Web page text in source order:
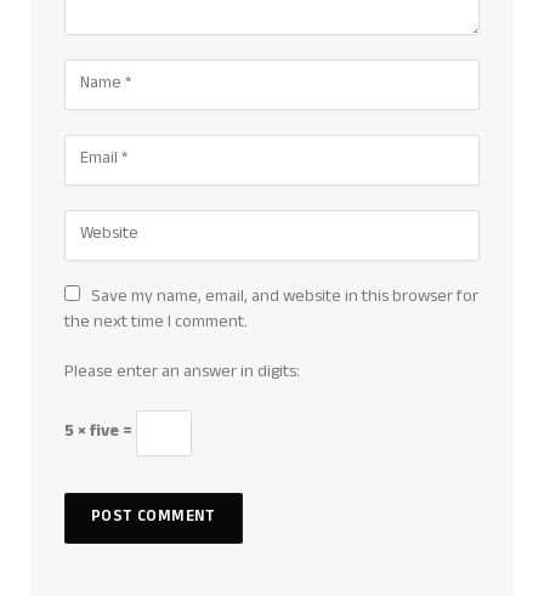
Save my name, email, and website in this browser for
the next time I comment.
Please enter an answer in digits:
5 × five =